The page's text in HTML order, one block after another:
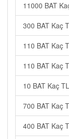
11000 BAT
300 BAT Kaç
110 BAT Kaç
110 BAT Kaç
10 BAT Kaç
700 BAT Kaç
400 BAT Kaç